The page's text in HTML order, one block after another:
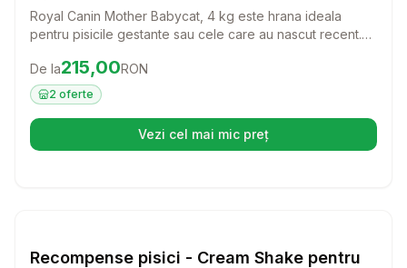
Royal Canin Mother Babycat, 4 kg este hrana ideala
pentru pisicile gestante sau cele care au nascut recent.
dezvoltarea puilor si intareste sistemul imunitar al mamei,
oferind tot ce are nevoie pentru a se recupera si a-si
hrani puii sanatos.
Preț:215.00 RON
De la215,00RON
2 oferte
Vezi cel mai mic preț(se deschide într-o filă nouă)
Recompense pisici - Cream Shake pentru